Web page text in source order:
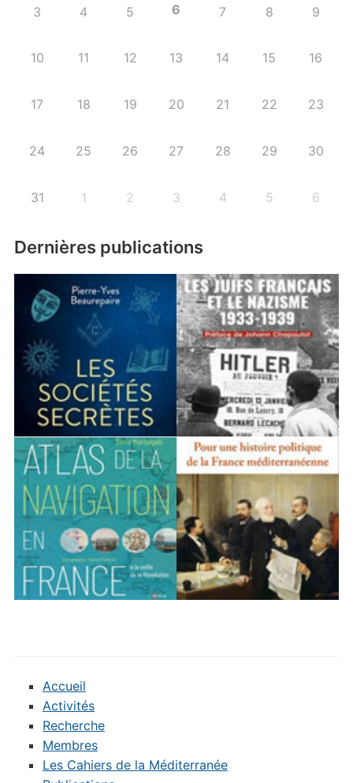
3 4 5 6 7 8 9
10 11 12 13 14 15 16
17 18 19 20 21 22 23
24 25 26 27 28 29 30
31 1 2 3 4 5 6
Dernières publications
Accueil
Activités
Recherche
Membres
Les Cahiers de la Méditerranée